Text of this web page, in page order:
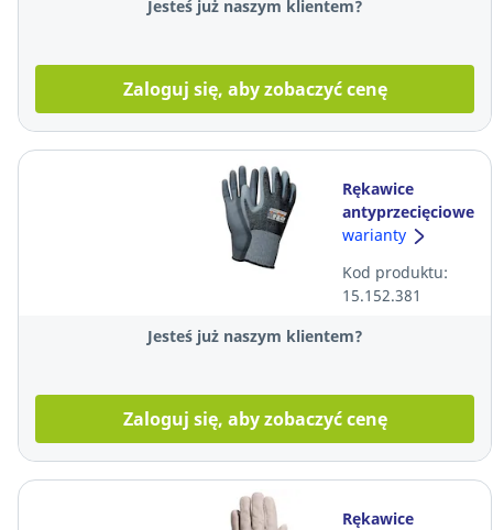
Jesteś już naszym klientem?
Zaloguj się, aby zobaczyć cenę
Rękawice
antyprzecięciowe
WORKLINK
Expert, szare,
rozm. 9, Para
warianty
Kod produktu:
15.152.381
Jesteś już naszym klientem?
Zaloguj się, aby zobaczyć cenę
Rękawice